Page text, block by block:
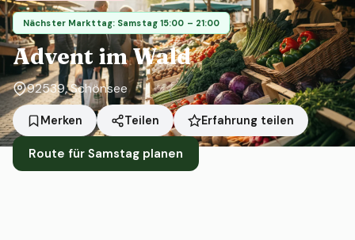
Nächster Markttag: Samstag 15:00 – 21:00
Advent im Wald
92539, Schönsee
Merken Teilen Erfahrung teilen
Route für Samstag planen